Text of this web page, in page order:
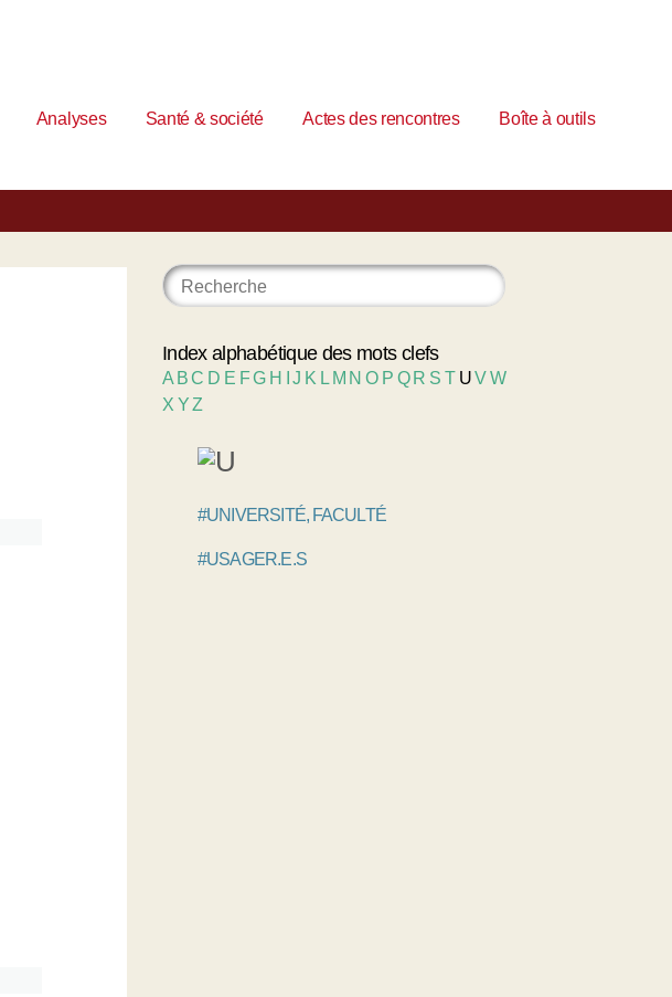
Analyses Santé & société Actes des rencontres
Boîte à outils
Index alphabétique des mots clefs
A BC D E FG H IJ K L M NO P Q R S T UVW
X YZ
#UNIVERSITÉ, FACULTÉ
#USAGER.E.S